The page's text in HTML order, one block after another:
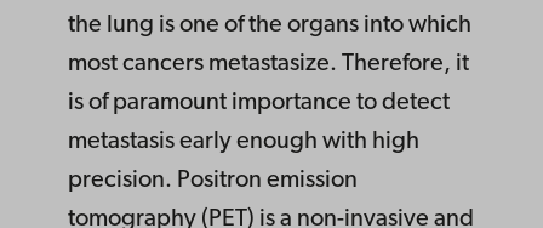
the lung is one of the organs into which
most cancers metastasize. Therefore, it
is of paramount importance to detect
metastasis early enough with high
precision. Positron emission
tomography (PET) is a non-invasive and